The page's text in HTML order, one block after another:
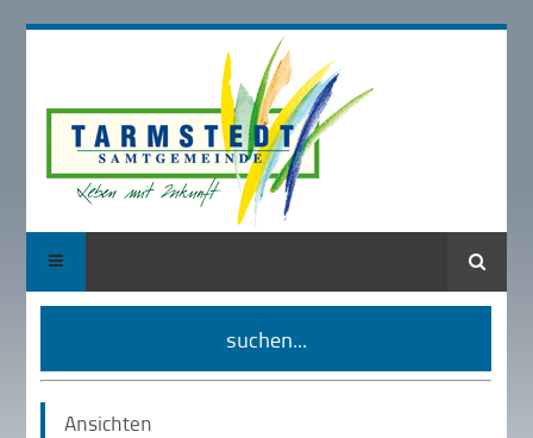
Suche
suchen...
Ansichten